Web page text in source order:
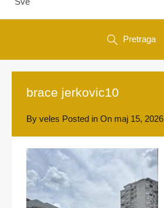
Pretraga
brace jerkovic10
By veles Posted in On maj 15, 2026